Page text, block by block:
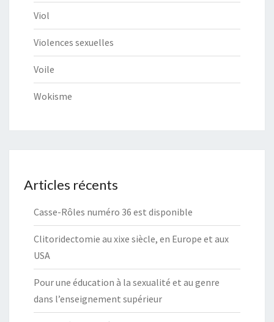
Viol
Violences sexuelles
Voile
Wokisme
Articles récents
Casse-Rôles numéro 36 est disponible
Clitoridectomie au xixe siècle, en Europe et aux
USA
Pour une éducation à la sexualité et au genre
dans l’enseignement supérieur